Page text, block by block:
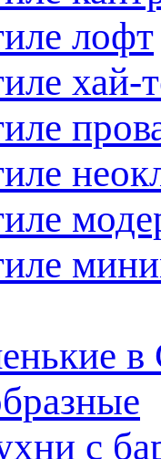
лофт
хай-
в
с